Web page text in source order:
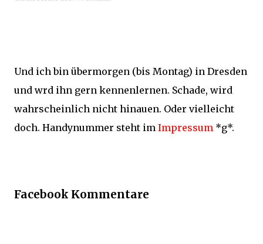
Und ich bin übermorgen (bis Montag) in Dresden
und wrd ihn gern kennenlernen. Schade, wird
wahrscheinlich nicht hinauen. Oder vielleicht
doch. Handynummer steht im Impressum *g*.
Facebook Kommentare